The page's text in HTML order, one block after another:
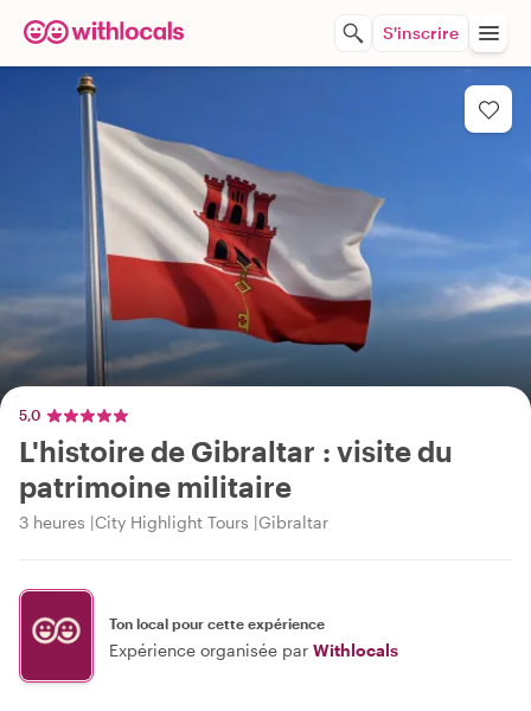
S'inscrire
5,0
L'histoire de Gibraltar : visite du
patrimoine militaire
3 heures City Highlight Tours Gibraltar
Ton local pour cette expérience
Expérience organisée par Withlocals